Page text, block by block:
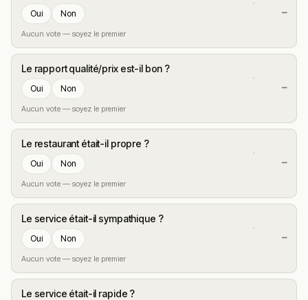
Oui Non
Aucun vote — soyez le premier
—
Le rapport qualité/prix est-il bon ?
Oui Non
Aucun vote — soyez le premier
—
Le restaurant était-il propre ?
Oui Non
Aucun vote — soyez le premier
—
Le service était-il sympathique ?
Oui Non
Aucun vote — soyez le premier
—
Le service était-il rapide ?